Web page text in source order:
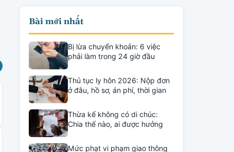
Bài mới nhất
Bị lừa chuyển khoản: 6 việc
phải làm trong 24 giờ đầu
Thủ tục ly hôn 2026: Nộp đơn
ở đâu, hồ sơ, án phí, thời gian
Thừa kế không có di chúc:
Chia thế nào, ai được hưởng
Mức phạt vi phạm giao thông